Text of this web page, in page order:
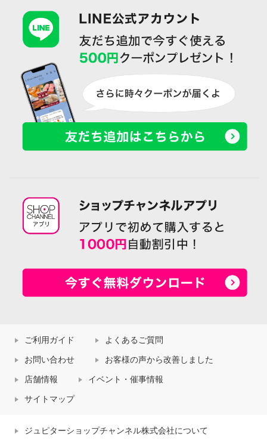
ご利用ガイド よくあるご質問
お問い合わせ お客様の声から改善しました
店舗情報 イベント・催事情報
サイトマップ
ジュピターショップチャンネル株式会社について